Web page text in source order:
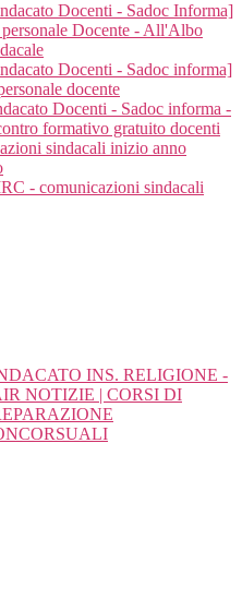
Docenti - Sadoc Informa]
Docente - All'Albo
Docenti - Sadoc informa]
docente
Docenti - Sadoc informa -
formativo gratuito docenti
sindacali inizio anno
- comunicazioni sindacali
INS. RELIGIONE -
NOTIZIE | CORSI DI